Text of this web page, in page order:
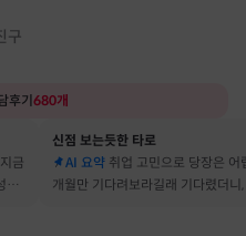
구
후기 680개
금
이
신점 보는듯한 타로
AI 요약 취업 고민으로 당장은 어
개월만 기다려보라길래 기다렸더니